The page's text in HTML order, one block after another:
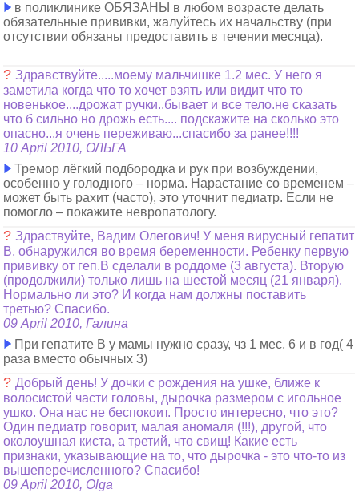
в поликлинике ОБЯЗАНЫ в любом возрасте делать
обязательные прививки, жалуйтесь их начальству (при
отсутствии обязаны предоставить в течении месяца).
? Здравствуйте.....моему мальчишке 1.2 мес. У него я
заметила когда что то хочет взять или видит что то
новенькое....дрожат ручки..бывает и все тело.не сказать
что б сильно но дрожь есть.... подскажите на сколько это
опасно...я очень переживаю...спасибо за ранее!!!!
10 April 2010, ОЛЬГА
Тремор лёгкий подбородка и рук при возбуждении,
особенно у голодного – норма. Нарастание со временем –
может быть рахит (часто), это уточнит педиатр. Если не
помогло – покажите невропатологу.
? Здраствуйте, Вадим Олегович! У меня вирусный гепатит
В, обнаружился во время беременности. Ребенку первую
прививку от геп.В сделали в роддоме (3 августа). Вторую
(продолжили) только лишь на шестой месяц (21 января).
Нормально ли это? И когда нам должны поставить
третью? Спасибо.
09 April 2010, Галина
При гепатите В у мамы нужно сразу, чз 1 мес, 6 и в год( 4
раза вместо обычных 3)
?Добрый день! У дочки с рождения на ушке, ближе к
волосистой части головы, дырочка размером с игольное
ушко. Она нас не беспокоит. Просто интересно, что это?
Один педиатр говорит, малая аномаля (!!!), другой, что
околоушная киста, а третий, что свищ! Какие есть
признаки, указывающие на то, что дырочка - это что-то из
вышеперечисленного? Спасибо!
09 April 2010, Olga